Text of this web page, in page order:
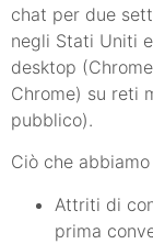
chat per due
negli Stati Uniti
desktop
Chrome) su reti
pubblico).
Ciò che
Attriti di
prima